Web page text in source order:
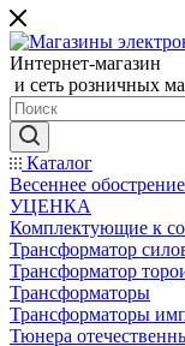
Интернет-магазин
и сеть розничных
Каталог
Весеннее
УЦЕНКА
Комплектующие к
Трансформатор
Трансформатор
Трансформаторы
Трансформаторы
Тюнера